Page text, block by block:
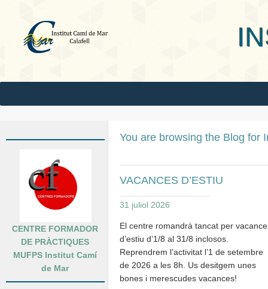
INS
CENTRE FORMADOR
DE PRÀCTIQUES
MUFPS Institut Camí
de Mar
You are browsing the Blog for
VACANCES D’ESTIU
31 juliol 2026
El centre romandrà tancat per
d’estiu d’1/8 al 31/8 inclosos.
Reprendrem l’activitat l’1 de setembre
de 2026 a les 8h. Us desitgem unes
bones i merescudes vacances!